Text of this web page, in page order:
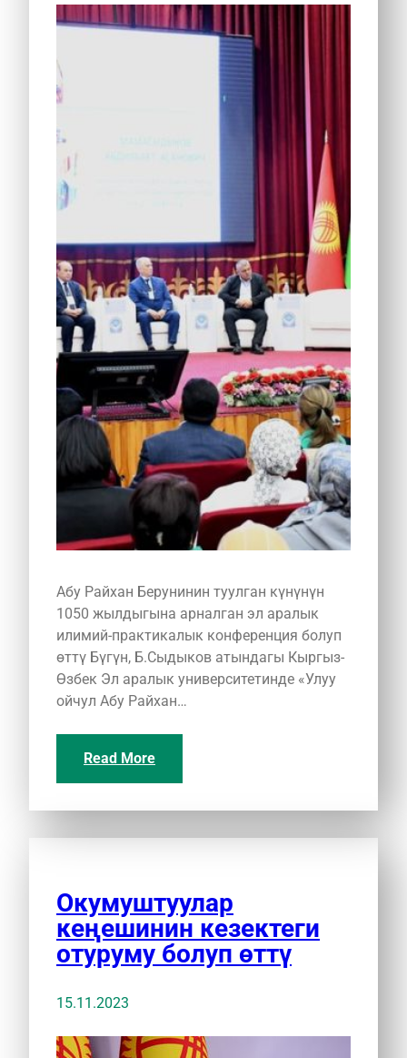
Абу Райхан Берунинин туулган күнүнүн
1050 жылдыгына арналган эл аралык
илимий-практикалык конференция болуп
өттү Бүгүн, Б.Сыдыков атындагы Кыргыз-
Өзбек Эл аралык университетинде «Улуу
ойчул Абу Райхан…
Read More
Окумуштуулар
кеңешинин кезектеги
отуруму болуп өттү
15.11.2023